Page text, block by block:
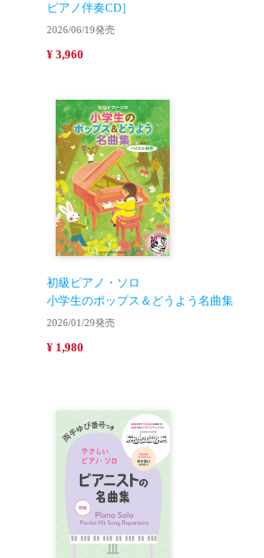
ピアノ伴奏CD］
2026/06/19発売
¥ 3,960
初級ピアノ・ソロ
小学生のポップス＆どうよう名曲集
2026/01/29発売
¥ 1,980